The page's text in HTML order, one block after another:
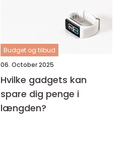
Budget og tilbud
06. October 2025
Hvilke gadgets kan
spare dig penge i
længden?